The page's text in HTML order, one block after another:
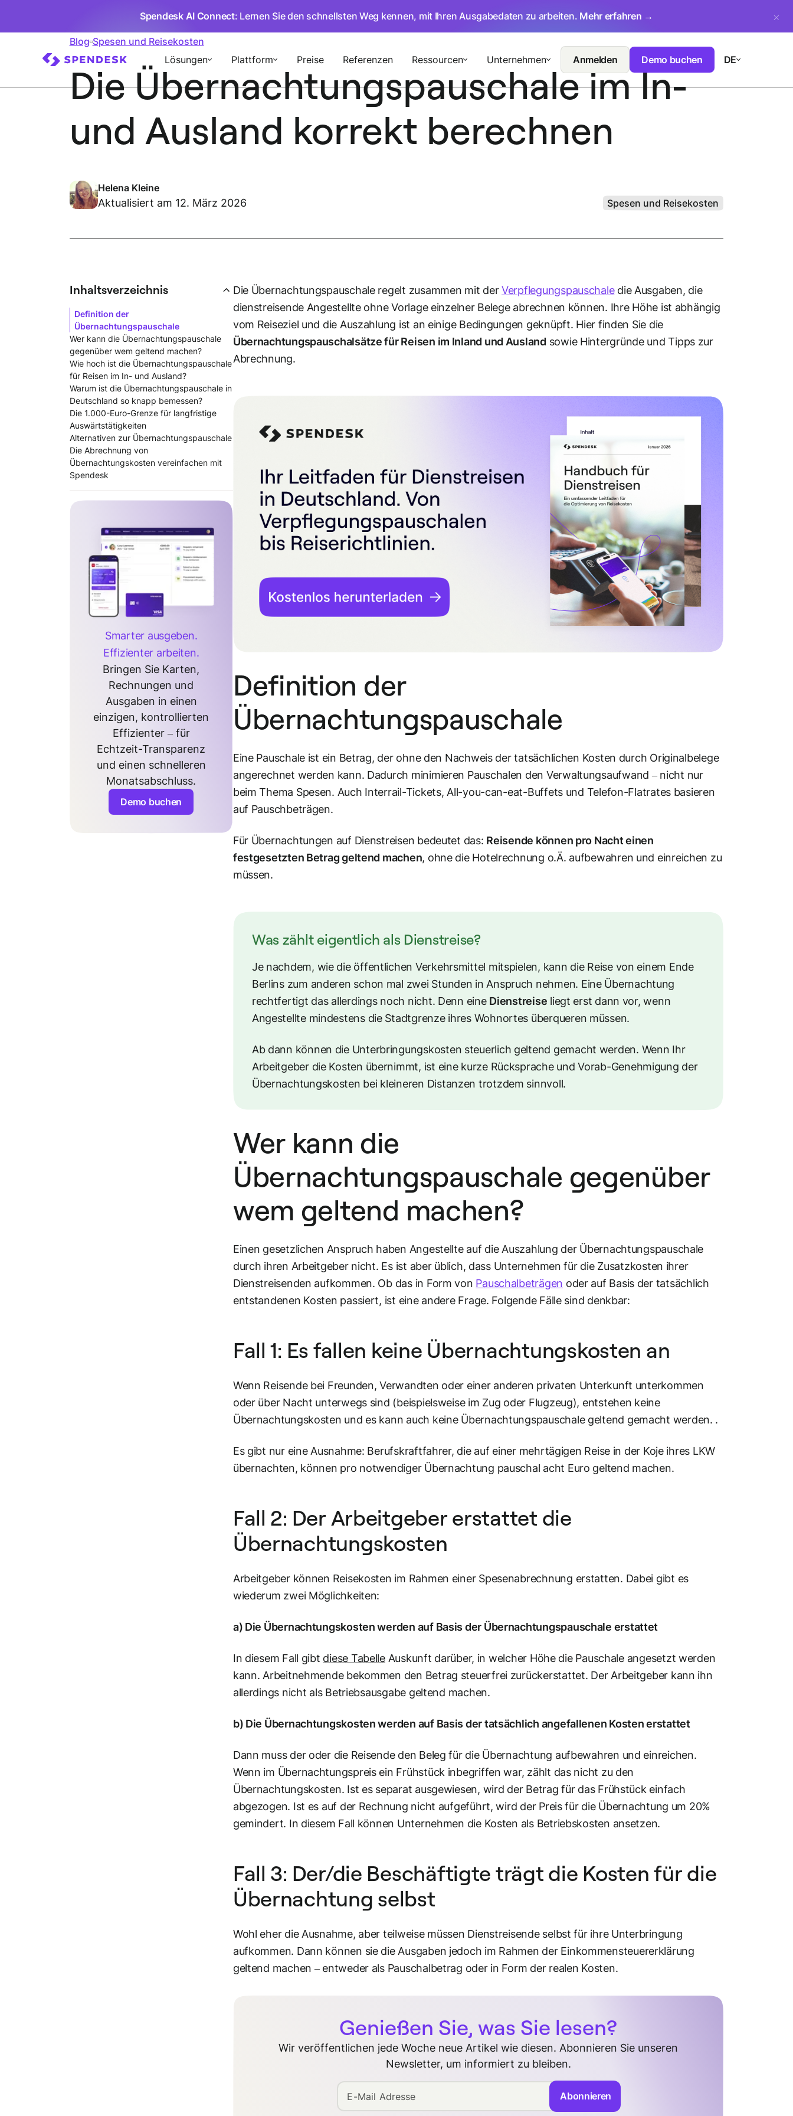
Spendesk AI Connect: Lernen Sie den schnellsten Weg kennen, mit Ihren Ausgabedaten zu arbeiten. Mehr erfahren →
Lösungen Plattform Preise Referenzen Ressourcen Unternehmen Anmelden Demo buchen DE
Blog Spesen und Reisekosten
Die Übernachtungspauschale im In-
und Ausland korrekt berechnen
Helena Kleine
Aktualisiert am 12. März 2026 Spesen und Reisekosten
Die Übernachtungspauschale regelt zusammen mit derVerpflegungspauschaledie Ausgaben, die
dienstreisende Angestellte ohne Vorlage einzelner Belege abrechnen können. Ihre Höhe ist abhängig
vom Reiseziel und die Auszahlung ist an einige Bedingungen geknüpft. Hier finden Sie die
Übernachtungspauschalsätze für Reisen im Inland und Ausland sowie Hintergründe und Tipps zur
Abrechnung.
Definition der
Übernachtungspauschale
Eine Pauschale ist ein Betrag, der ohne den Nachweis der tatsächlichen Kosten durch Originalbelege
angerechnet werden kann. Dadurch minimieren Pauschalen den Verwaltungsaufwand – nicht nur
beim Thema Spesen. Auch Interrail-Tickets, All-you-can-eat-Buffets und Telefon-Flatrates basieren
auf Pauschbeträgen.
Für Übernachtungen auf Dienstreisen bedeutet das: Reisende können pro Nacht einen
festgesetzten Betrag geltend machen, ohne die Hotelrechnung o.Ä. aufbewahren und einreichen zu
müssen.
Was zählt eigentlich als Dienstreise?
Je nachdem, wie die öffentlichen Verkehrsmittel mitspielen, kann die Reise von einem Ende
Berlins zum anderen schon mal zwei Stunden in Anspruch nehmen. Eine Übernachtung
rechtfertigt das allerdings noch nicht. Denn eine Dienstreise liegt erst dann vor, wenn
Angestellte mindestens die Stadtgrenze ihres Wohnortes überqueren müssen.
Ab dann können die Unterbringungskosten steuerlich geltend gemacht werden. Wenn Ihr
Arbeitgeber die Kosten übernimmt, ist eine kurze Rücksprache und Vorab-Genehmigung der
Übernachtungskosten bei kleineren Distanzen trotzdem sinnvoll.
Wer kann die
Übernachtungspauschale gegenüber
wem geltend machen?
Einen gesetzlichen Anspruch haben Angestellte auf die Auszahlung der Übernachtungspauschale
durch ihren Arbeitgeber nicht. Es ist aber üblich, dass Unternehmen für die Zusatzkosten ihrer
Dienstreisenden aufkommen. Ob das in Form von Pauschalbeträgen oder auf Basis der tatsächlich
entstandenen Kosten passiert, ist eine andere Frage. Folgende Fälle sind denkbar:
Fall 1: Es fallen keine Übernachtungskosten an
Wenn Reisende bei Freunden, Verwandten oder einer anderen privaten Unterkunft unterkommen
oder über Nacht unterwegs sind (beispielsweise im Zug oder Flugzeug), entstehen keine
Übernachtungskosten und es kann auch keine Übernachtungspauschale geltend gemacht werden. .
Es gibt nur eine Ausnahme: Berufskraftfahrer, die auf einer mehrtägigen Reise in der Koje ihres LKW
übernachten, können pro notwendiger Übernachtung pauschal acht Euro geltend machen.
Fall 2: Der Arbeitgeber erstattet die
Übernachtungskosten
Arbeitgeber können Reisekosten im Rahmen einer Spesenabrechnung erstatten. Dabei gibt es
wiederum zwei Möglichkeiten:
a) Die Übernachtungskosten werden auf Basis der Übernachtungspauschale erstattet
In diesem Fall gibt diese TabelleAuskunft darüber, in welcher Höhe die Pauschale angesetzt werden
kann. Arbeitnehmende bekommen den Betrag steuerfrei zurückerstattet. Der Arbeitgeber kann ihn
allerdings nicht als Betriebsausgabe geltend machen.
b) Die Übernachtungskosten werden auf Basis dertatsächlich angefallenen Kostenerstattet
Dann muss der oder die Reisende den Beleg für die Übernachtung aufbewahren und einreichen.
Wenn im Übernachtungspreis ein Frühstück inbegriffen war, zählt das nicht zu den
Übernachtungskosten. Ist es separat ausgewiesen, wird der Betrag für das Frühstück einfach
abgezogen. Ist es auf der Rechnung nicht aufgeführt, wird der Preis für die Übernachtung um 20%
gemindert. In diesem Fall können Unternehmen die Kosten als Betriebskosten ansetzen.
Fall 3: Der/die Beschäftigte trägt die Kosten für die
Übernachtung selbst
Wohl eher die Ausnahme, aber teilweise müssen Dienstreisende selbst für ihre Unterbringung
aufkommen. Dann können sie die Ausgaben jedoch im Rahmen der Einkommensteuererklärung
geltend machen – entweder als Pauschalbetrag oder in Form der realen Kosten.
Genießen Sie, was Sie lesen?
Wir veröffentlichen jede Woche neue Artikel wie diesen. Abonnieren Sie unseren
Newsletter, um informiert zu bleiben.
E-Mail Adresse Abonnieren
Inhaltsverzeichnis
Definition der
Übernachtungspauschale
Wer kann die Übernachtungspauschale
gegenüber wem geltend machen?
Wie hoch ist die Übernachtungspauschale
für Reisen im In- und Ausland?
Warum ist die Übernachtungspauschale in
Deutschland so knapp bemessen?
Die 1.000-Euro-Grenze für langfristige
Auswärtstätigkeiten
Alternativen zur Übernachtungspauschale
Die Abrechnung von
Übernachtungskosten vereinfachen mit
Spendesk
Smarter ausgeben.
Effizienter arbeiten.
Bringen Sie Karten,
Rechnungen und
Ausgaben in einen
einzigen, kontrollierten
Effizienter – für
Echtzeit-Transparenz
und einen schnelleren
Monatsabschluss.
Demo buchen